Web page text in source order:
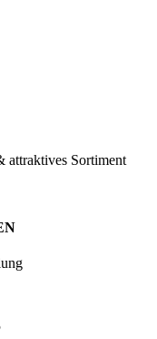
attraktives Sortiment